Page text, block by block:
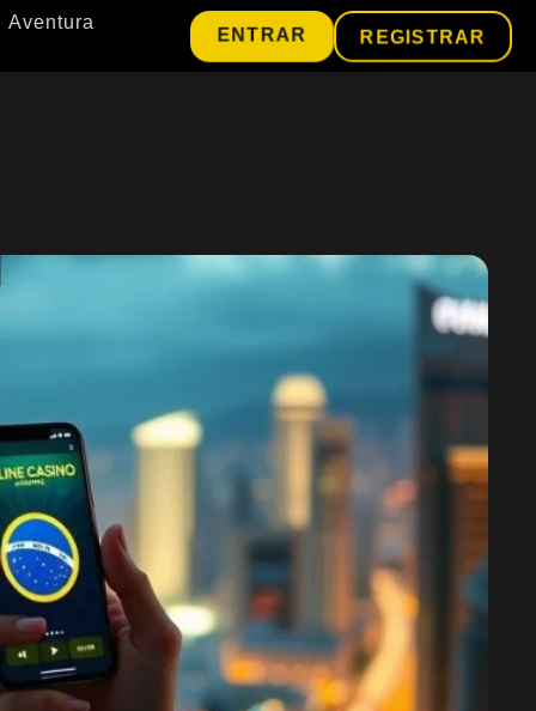
Aventura
ENTRAR REGISTRAR